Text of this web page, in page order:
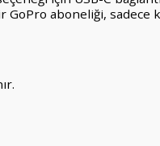
aboneliği, sadece